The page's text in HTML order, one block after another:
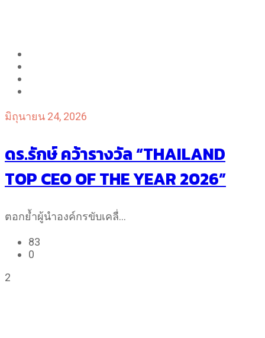
มิถุนายน 24, 2026
ดร.รักษ์ คว้ารางวัล “THAILAND
TOP CEO OF THE YEAR 2026”
ตอกย้ำผู้นำองค์กรขับเคลื่…
83
0
2